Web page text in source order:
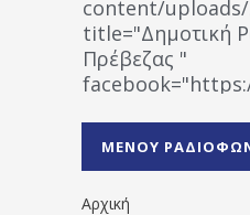
content/
title="Δημοτική
Πρέβεζας "
facebook="https://
ΜΕΝΟΥ
Αρχική